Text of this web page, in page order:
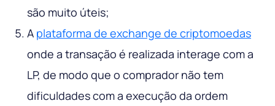
são muito úteis;
A plataforma de exchange de criptomoedas
onde a transação é realizada interage com a
LP, de modo que o comprador não tem
dificuldades com a execução da ordem